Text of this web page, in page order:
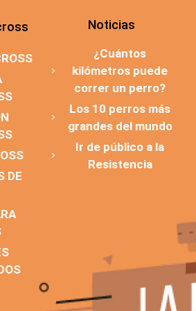
DE
Noticias
¿Cuántos
kilómetros puede
correr un perro?
Los 10 perros más
grandes del mundo
Ir de público a la
Resistencia